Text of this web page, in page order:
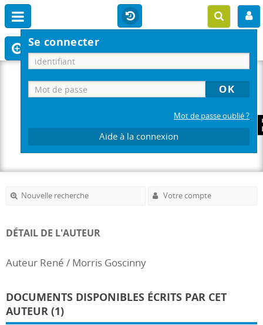
Se connecter
Mot de passe oublié ?
Aide à la connexion
Nouvelle recherche Votre compte
DÉTAIL DE L'AUTEUR
Auteur René / Morris Goscinny
DOCUMENTS DISPONIBLES ÉCRITS PAR CET
AUTEUR (1)